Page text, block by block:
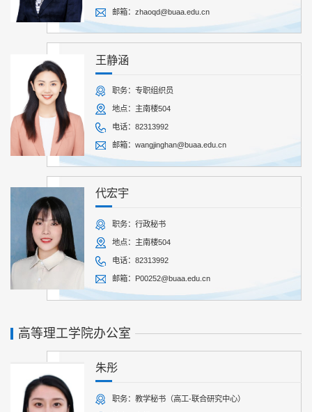
邮箱：zhaoqd@buaa.edu.cn
王静涵
职务：专职组织员
地点：主南楼504
电话：82313992
邮箱：wangjinghan@buaa.edu.cn
代宏宇
职务：行政秘书
地点：主南楼504
电话：82313992
邮箱：P00252@buaa.edu.cn
高等理工学院办公室
朱彤
职务：教学秘书（高工-联合研究中心）